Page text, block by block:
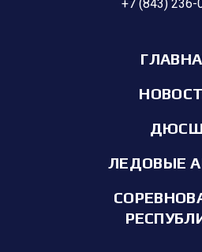
+7 (843) 236-
ДЮСШ
ЛЕДОВЫЕ